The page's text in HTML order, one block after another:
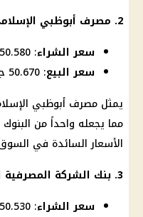
2. مصرف أبوظبي الإسلامي
سعر الشراء: 50.580 جنيه
سعر البيع: 50.670 جنيه
يمثل مصرف أبوظبي
مما يجعله واحداً من البنوك
الأسعار السائدة في
3. بنك الشركة المصرفية العربية الدولية
سعر الشراء: 50.530 جنيه